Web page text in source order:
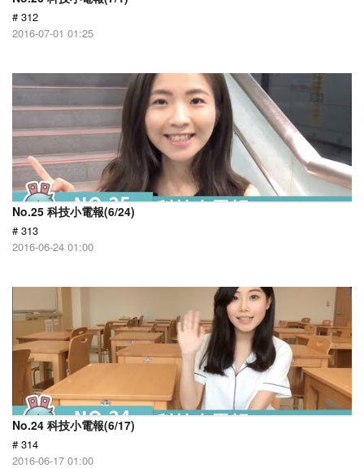
# 312
2016-07-01 01:25
No.25 科技小電報(6/24)
# 313
2016-06-24 01:00
No.24 科技小電報(6/17)
# 314
2016-06-17 01:00